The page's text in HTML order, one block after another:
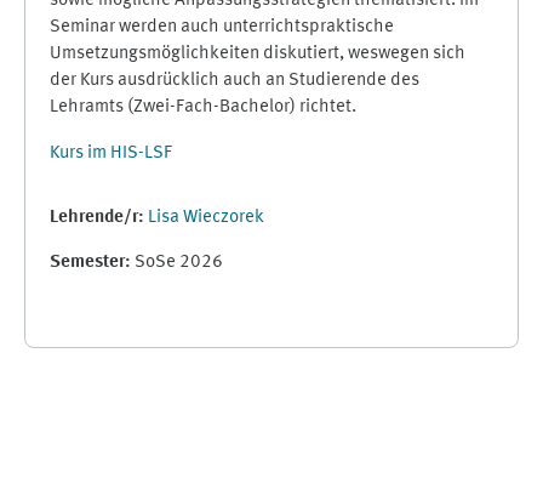
Seminar werden auch unterrichtspraktische
Umsetzungsmöglichkeiten diskutiert, weswegen sich
der Kurs ausdrücklich auch an Studierende des
Lehramts (Zwei-Fach-Bachelor) richtet.
Kurs im HIS-LSF
Lehrende/r: Lisa Wieczorek
Semester: SoSe 2026